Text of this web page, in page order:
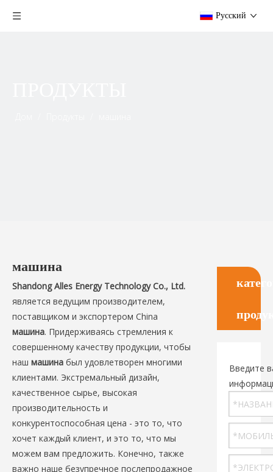
Pусский
машина
Shandong Alles Energy Technology Co., Ltd.
является ведущим производителем,
поставщиком и экспортером China
машина. Придерживаясь стремления к
совершенному качеству продукции, чтобы
наш машина был удовлетворен многими
клиентами. Экстремальный дизайн,
качественное сырье, высокая
производительность и
конкурентоспособная цена - это то, что
хочет каждый клиент, и это то, что мы
можем вам предложить. Конечно, также
важно наше безупречное послепродажное
Введите